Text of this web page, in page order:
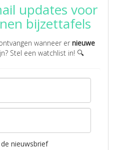
updates voor
bijzettafels
wanneer er nieuwe
Stel een watchlist in! 🔍
nieuwsbrief